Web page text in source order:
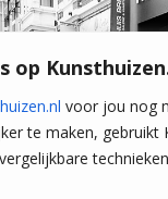
op
voor jou nog
te maken, gebruikt